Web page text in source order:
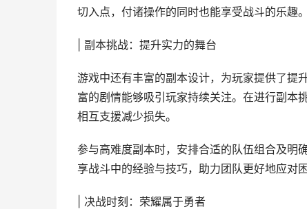
切入点，付诸操作的同时也能享受战斗的乐趣。
| 副本挑战：提升实力的舞台
游戏中还有丰富的副本设计，为玩家提供了提
富的剧情能够吸引玩家持续关注。在进行副本
相互支援减少损失。
参与高难度副本时，安排合适的队伍组合及明
享战斗中的经验与技巧，助力团队更好地应对困
| 决战时刻：荣耀属于勇者